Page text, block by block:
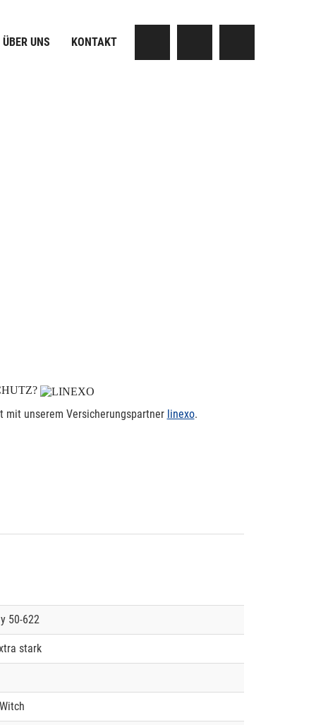
ÜBER UNS KONTAKT
mit unserem Versicherungspartner linexo.
50-622
stark